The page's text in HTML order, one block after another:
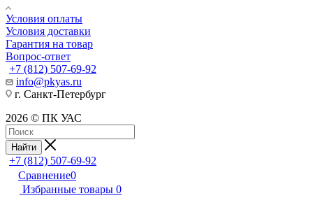
Условия оплаты
Условия доставки
Гарантия на товар
Вопрос-ответ
+7 (812) 507-69-92
info@pkyas.ru
г. Санкт-Петербург
2026 © ПК УАС
Найти
+7 (812) 507-69-92
Сравнение0
Избранные товары 0